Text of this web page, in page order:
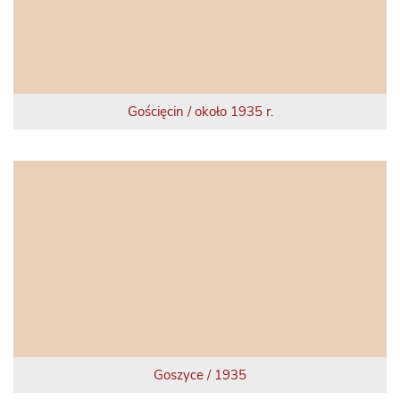
Gościęcin / około 1935 r.
Goszyce / 1935